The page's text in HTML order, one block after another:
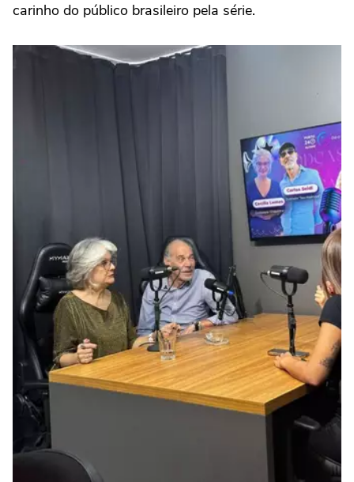
carinho do público brasileiro pela série.